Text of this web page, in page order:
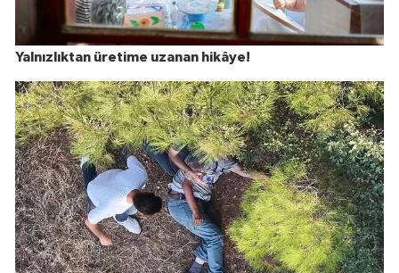
Yalnızlıktan üretime uzanan hikâye!